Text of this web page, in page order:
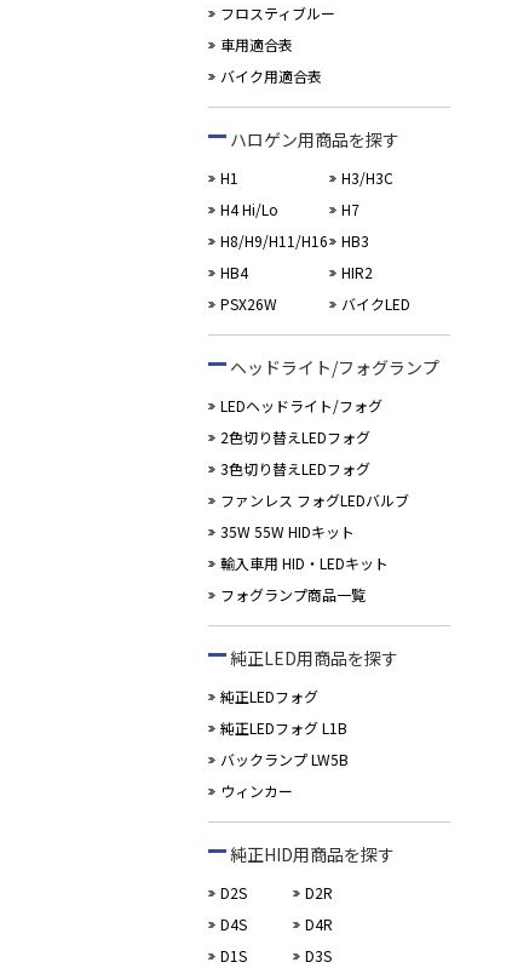
フロスティブルー
車用適合表
バイク用適合表
ハロゲン用商品を探す
H1
H3/H3C
H4 Hi/Lo
H7
H8/H9/H11/H16
HB3
HB4
HIR2
PSX26W
バイクLED
ヘッドライト/フォグランプ
LEDヘッドライト/フォグ
2色切り替えLEDフォグ
3色切り替えLEDフォグ
ファンレス フォグLEDバルブ
35W 55W HIDキット
輸入車用 HID・LEDキット
フォグランプ商品一覧
純正LED用商品を探す
純正LEDフォグ
純正LEDフォグ L1B
バックランプ LW5B
ウィンカー
純正HID用商品を探す
D2S
D2R
D4S
D4R
D1S
D3S